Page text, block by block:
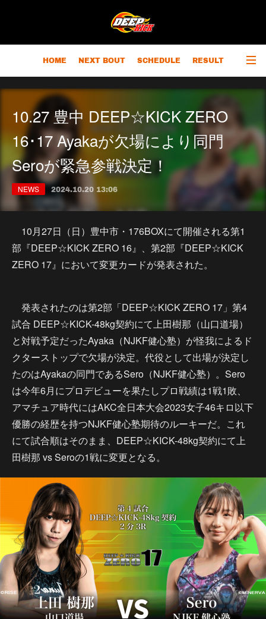
HOME NEXT BOUT SCHEDULE RESULT
RANKING CHAMPIONS OUTLINE
10.27 豊中 DEEP☆KICK ZERO
16･17 Ayakaが欠場により同門
Seroが緊急参戦決定！
NEWS 2024.10.20 13:06
10月27日（日）豊中市・176BOXにて開催される第1
部『DEEP☆KICK ZERO 16』、第2部『DEEP☆KICK
ZERO 17』において変更カードが発表された。
発表されたのは第2部「DEEP☆KICK ZERO 17」第4
試合 DEEP☆KICK-48kg契約にて上田樹那（山口道場）
と対戦予定だったAyaka（NJKF健心塾）が怪我によるド
クターストップで欠場が決定。代役として出場が決定し
たのはAyakaの同門であるSero（NJKF健心塾）。Sero
は今年6月にプロデビューを果たしプロ戦績は1戦1敗、
アマチュア時代にはAKC全日本大会2023女子46キロ以下
優勝の経歴を持つNJKF健心塾期待のルーキーだ。これ
にて試合順はそのまま、DEEP☆KICK-48kg契約にて上
田樹那 vs Seroの1戦に変更となる。